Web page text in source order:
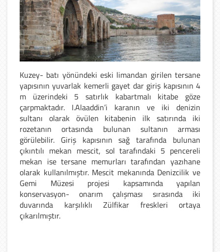
Kuzey- batı yönündeki eski limandan girilen tersane
yapısının yuvarlak kemerli gayet dar giriş kapısının 4
m üzerindeki 5 satırlık kabartmalı kitabe göze
çarpmaktadır. I.Alaaddin’i karanın ve iki denizin
sultanı olarak övülen kitabenin ilk satırında iki
rozetanın ortasında bulunan sultanın arması
görülebilir. Giriş kapısının sağ tarafında bulunan
çıkıntılı mekan mescit, sol tarafındaki 5 pencereli
mekan ise tersane memurları tarafından yazıhane
olarak kullanılmıştır. Mescit mekanında Denizcilik ve
Gemi Müzesi projesi kapsamında yapılan
konservasyon- onarım çalışması sırasında iki
duvarında karşılıklı Zülfikar freskleri ortaya
çıkarılmıştır.